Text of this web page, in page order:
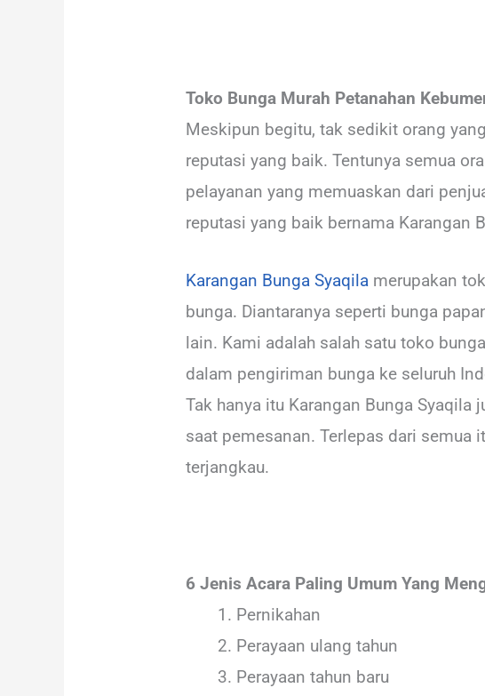
Toko Bunga Murah Petanahan
Meskipun begitu, tak sedikit orang
reputasi yang baik. Tentunya semua
pelayanan yang memuaskan dari
reputasi yang baik bernama Karangan
Karangan Bunga Syaqilamerupakan
bunga. Diantaranya seperti bunga
lain. Kami adalah salah satu toko
dalam pengiriman bunga ke seluruh
Tak hanya itu Karangan Bunga
saat pemesanan. Terlepas dari semua
terjangkau.
6 Jenis Acara Paling Umum Yang
Pernikahan
Perayaan ulang tahun
Perayaan tahun baru